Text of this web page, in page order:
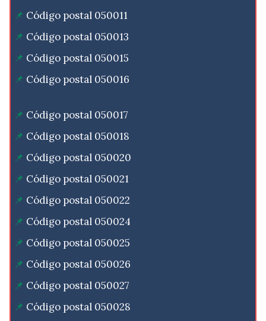
Código postal 050011
Código postal 050013
Código postal 050015
Código postal 050016
Código postal 050017
Código postal 050018
Código postal 050020
Código postal 050021
Código postal 050022
Código postal 050024
Código postal 050025
Código postal 050026
Código postal 050027
Código postal 050028